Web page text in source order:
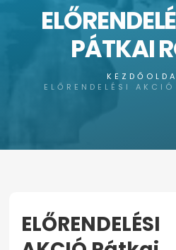
PÁTKAI
ELŐRENDELÉSI
ELŐRENDELÉSI